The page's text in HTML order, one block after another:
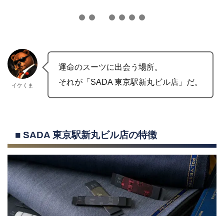
イケくま
運命のスーツに出会う場所。
それが「SADA 東京駅新丸ビル店」だ。
■ SADA 東京駅新丸ビル店の特徴